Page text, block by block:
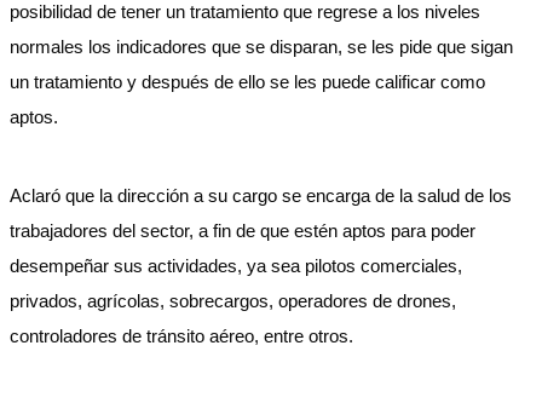
posibilidad de tener un tratamiento que regrese a los niveles
normales los indicadores que se disparan, se les pide que sigan
un tratamiento y después de ello se les puede calificar como
aptos.
Aclaró que la dirección a su cargo se encarga de la salud de los
trabajadores del sector, a fin de que estén aptos para poder
desempeñar sus actividades, ya sea pilotos comerciales,
privados, agrícolas, sobrecargos, operadores de drones,
controladores de tránsito aéreo, entre otros.